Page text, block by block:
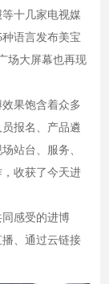
十几家电视媒
语言发布美宝
场大屏幕也再现
果饱含着众多
报名、产品遴
站台、服务、
收获了今天进
感受的进博
、通过云链接